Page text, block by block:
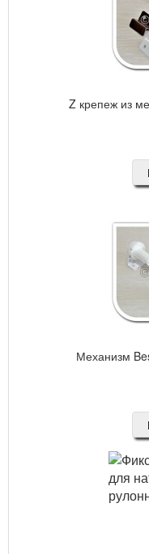
Z крепеж из
Механизм